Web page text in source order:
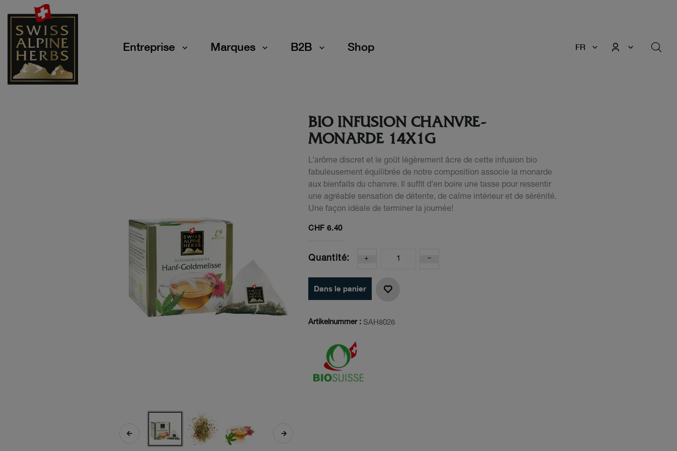
Entreprise Marques B2B Shop FR
BIO INFUSION CHANVRE-
MONARDE 14X1G
L’arôme discret et le goût légèrement âcre de cette infusion bio
fabuleusement équilibrée de notre composition associe la monarde
aux bienfaits du chanvre. Il suffit d’en boire une tasse pour ressentir
une agréable sensation de détente, de calme intérieur et de sérénité.
Une façon idéale de terminer la journée!
CHF6.40
Quantité:
Dans le panier
Artikelnummer : SAH8026